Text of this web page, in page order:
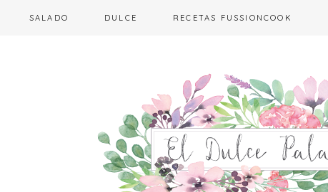
SALADO DULCE RECETAS FUSSIONCOOK